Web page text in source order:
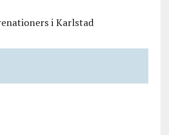
i Karlstad